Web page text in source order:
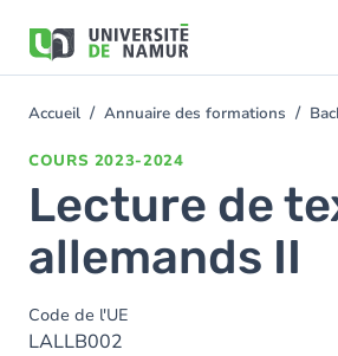
contenu
You
Accueil Annuaire des formations
COURS 2023-2024
Lecture de
allemands II
Code de l'UE
LALLB002